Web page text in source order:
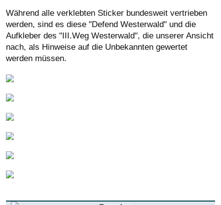
Während alle verklebten Sticker bundesweit vertrieben
werden, sind es diese "Defend Westerwald" und die
Aufkleber des "III.Weg Westerwald", die unserer Ansicht
nach, als Hinweise auf die Unbekannten gewertet
werden müssen.